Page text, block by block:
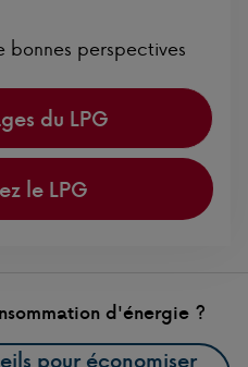
bonnes perspectives
du LPG
le LPG
d'énergie ?
pour économiser